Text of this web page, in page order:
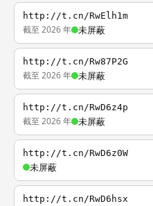
http://t.cn/RwElh1m
截至 2026 年 未屏蔽
http://t.cn/Rw87P2G
截至 2026 年 未屏蔽
http://t.cn/RwD6z4p
截至 2026 年 未屏蔽
http://t.cn/RwD6z0W
未屏蔽
http://t.cn/RwD6hsx